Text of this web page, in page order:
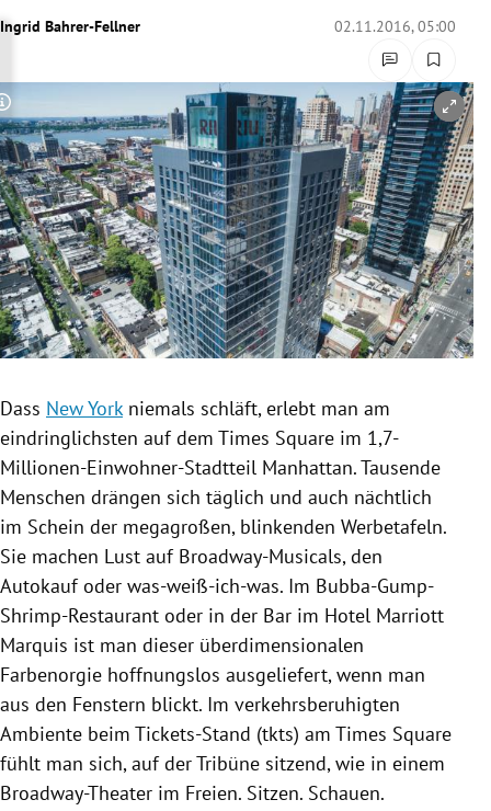
Untermenü
Untermenü
Untermenü
Untermenü
Untermenü
Untermenü
Untermenü
Ingrid Bahrer-Fellner 02.11.2016, 05:00
Copyright-Hinweis öffnen/schließen
Dass New Yorkniemals schläft, erlebt man am
eindringlichsten auf dem Times Square im 1,7-
Millionen-Einwohner-Stadtteil Manhattan. Tausende
Menschen drängen sich täglich und auch nächtlich
im Schein der megagroßen, blinkenden Werbetafeln.
Sie machen Lust auf Broadway-Musicals, den
Autokauf oder was-weiß-ich-was. Im Bubba-Gump-
Shrimp-Restaurant oder in der Bar im Hotel Marriott
Marquis ist man dieser überdimensionalen
Farbenorgie hoffnungslos ausgeliefert, wenn man
aus den Fenstern blickt. Im verkehrsberuhigten
Ambiente beim Tickets-Stand (tkts) am Times Square
fühlt man sich, auf der Tribüne sitzend, wie in einem
Broadway-Theater im Freien. Sitzen. Schauen.